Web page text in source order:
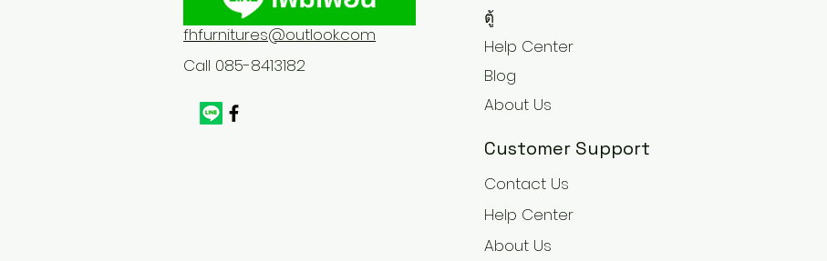
fhfurnitures@outlook.com
Call 085-8413182
ตู้
Help Center
Blog
About Us
Customer Support
Contact Us
Help Center
About Us